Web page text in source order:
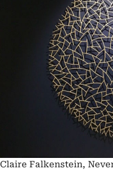
Claire Falkenstein,